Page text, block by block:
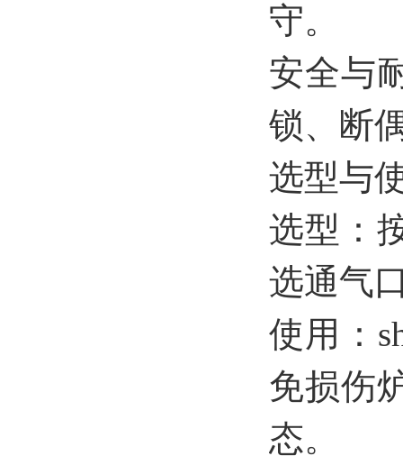
守。
安全与
锁、断
选型与
选型：
选通气
使用：
免损伤
态。